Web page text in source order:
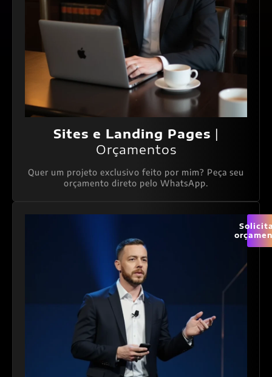
Sites e Landing Pages |
Orçamentos
Quer um projeto exclusivo feito por mim? Peça seu
orçamento direto pelo WhatsApp.